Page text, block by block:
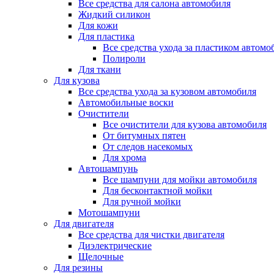
Все средства для салона автомобиля
Жидкий силикон
Для кожи
Для пластика
Все средства ухода за пластиком
Полироли
Для ткани
Для кузова
Все средства ухода за кузовом автомобиля
Автомобильные воски
Очистители
Все очистители для кузова автомобиля
От битумных пятен
От следов насекомых
Для хрома
Автошампунь
Все шампуни для мойки автомобиля
Для бесконтактной мойки
Для ручной мойки
Мотошампуни
Для двигателя
Все средства для чистки двигателя
Диэлектрические
Щелочные
Для резины